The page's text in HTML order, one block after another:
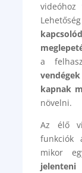
videóhoz
a
kapnak
növelni.
Az élő
funkciók
mikor